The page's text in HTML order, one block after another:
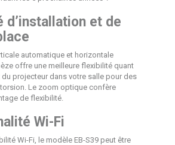
d’installation et de
automatique et horizontale
offre une meilleure flexibilité quant
du projecteur dans votre salle pour des
Le zoom optique confère
de flexibilité.
Wi-Fi
Wi-Fi, le modèle EB-S39 peut être